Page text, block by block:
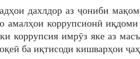
дахлдор аз ҷониби
амалҳои коррупсионӣ
коррупсия имрӯз яке аз
ба иқтисоди кишварҳои